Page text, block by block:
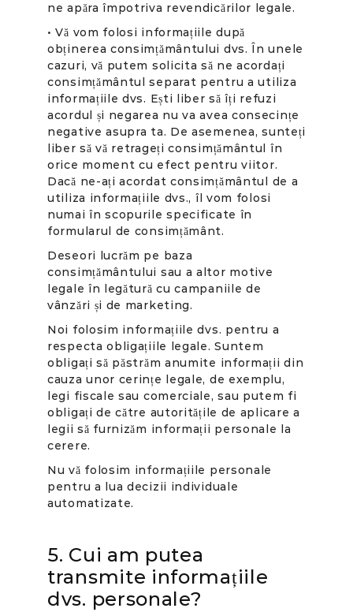
ne apăra împotriva revendicărilor legale.
• Vă vom folosi informațiile după
obținerea consimțământului dvs. În unele
cazuri, vă putem solicita să ne acordați
consimțământul separat pentru a utiliza
informațiile dvs. Ești liber să îți refuzi
acordul și negarea nu va avea consecințe
negative asupra ta. De asemenea, sunteți
liber să vă retrageți consimțământul în
orice moment cu efect pentru viitor.
Dacă ne-ați acordat consimțământul de a
utiliza informațiile dvs., îl vom folosi
numai în scopurile specificate în
formularul de consimțământ.
Deseori lucrăm pe baza
consimțământului sau a altor motive
legale în legătură cu campaniile de
vânzări și de marketing.
Noi folosim informațiile dvs. pentru a
respecta obligațiile legale. Suntem
obligați să păstrăm anumite informații din
cauza unor cerințe legale, de exemplu,
legi fiscale sau comerciale, sau putem fi
obligați de către autoritățile de aplicare a
legii să furnizăm informații personale la
cerere.
Nu vă folosim informațiile personale
pentru a lua decizii individuale
automatizate.
5. Cui am putea
transmite informațiile
dvs. personale?